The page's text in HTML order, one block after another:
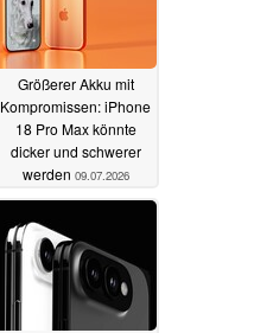
Größerer Akku mit
Kompromissen: iPhone
18 Pro Max könnte
dicker und schwerer
werden 09.07.2026